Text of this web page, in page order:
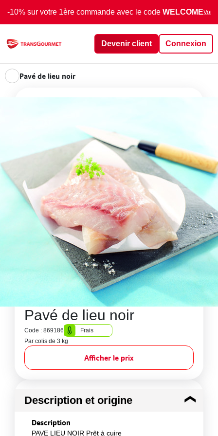
-10% sur votre 1ère commande avec le code WELCOMEVoir
Devenir client Connexion
Pavé de lieu noir
Pavé de lieu noir
Code : 869186
Frais
Par colis de 3 kg
Afficher le prix
Description et origine
Description
PAVE LIEU NOIR Prêt à cuire